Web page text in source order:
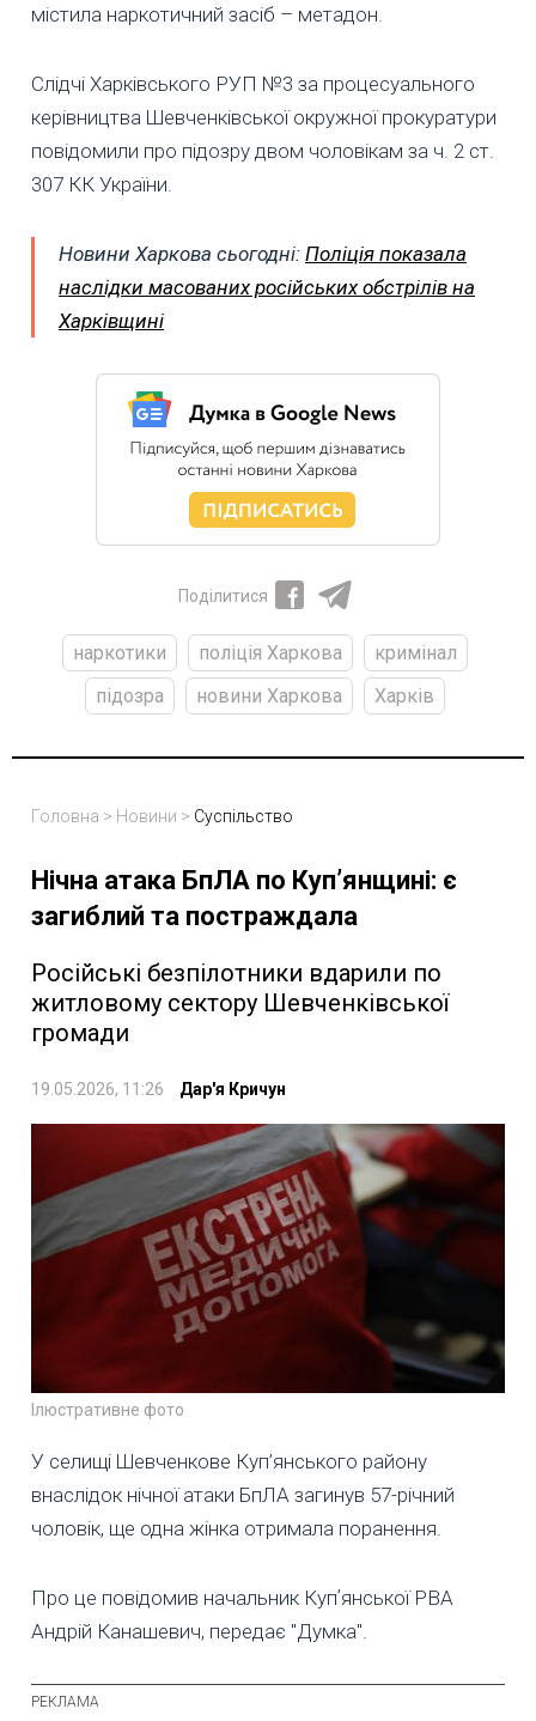
містила наркотичний засіб – метадон.
Слідчі Харківського РУП №3 за процесуального
керівництва Шевченківської окружної прокуратури
повідомили про підозру двом чоловікам за ч. 2 ст.
307 КК України.
Новини Харкова сьогодні: Поліція показала
наслідки масованих російських обстрілів на
Харківщині
Поділитися
наркотики поліція Харкова
кримінал
підозра
новини Харкова Харків
Головна > Новини > Суспільство
Нічна атака БпЛА по Купʼянщині: є
загиблий та постраждала
Російські безпілотники вдарили по
житловому сектору Шевченківської
громади
19.05.2026, 11:26 Дар'я Кричун
Ілюстративне фото
У селищі Шевченкове Куп’янського району
внаслідок нічної атаки БпЛА загинув 57-річний
чоловік, ще одна жінка отримала поранення.
Про це повідомив начальник Купʼянської РВА
Андрій Канашевич, передає "Думка".